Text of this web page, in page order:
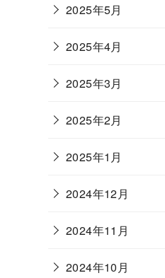
2025年5月
2025年4月
2025年3月
2025年2月
2025年1月
2024年12月
2024年11月
2024年10月